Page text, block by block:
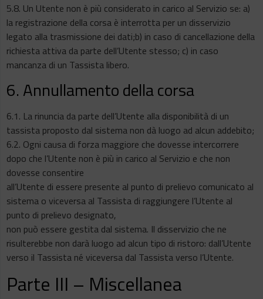
5.8. Un Utente non è più considerato in carico al Servizio se: a)
la registrazione della corsa è interrotta per un disservizio
legato alla trasmissione dei dati;b) in caso di cancellazione della
richiesta attiva da parte dell’Utente stesso; c) in caso
mancanza di un Tassista libero.
6. Annullamento della corsa
6.1. La rinuncia da parte dell’Utente alla disponibilità di un
tassista proposto dal sistema non dà luogo ad alcun addebito;
6.2. Ogni causa di forza maggiore che dovesse intercorrere
dopo che l’Utente non è più in carico al Servizio e che non
dovesse consentire
all’Utente di essere presente al punto di prelievo comunicato al
sistema o viceversa al Tassista di raggiungere l’Utente al
punto di prelievo designato,
non può essere gestita dal sistema. Il disservizio che ne
risulterebbe non darà luogo ad alcun tipo di ristoro: dall’Utente
verso il Tassista né viceversa dal Tassista verso l’Utente.
Parte III – Miscellanea